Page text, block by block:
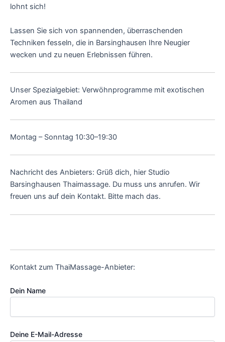
lohnt sich!
Lassen Sie sich von spannenden, überraschenden
Techniken fesseln, die in Barsinghausen Ihre Neugier
wecken und zu neuen Erlebnissen führen.
Unser Spezialgebiet: Verwöhnprogramme mit exotischen
Aromen aus Thailand
Montag – Sonntag 10:30–19:30
Nachricht des Anbieters: Grüß dich, hier Studio
Barsinghausen Thaimassage. Du muss uns anrufen. Wir
freuen uns auf dein Kontakt. Bitte mach das.
Kontakt zum ThaiMassage-Anbieter:
Dein Name
Deine E-Mail-Adresse